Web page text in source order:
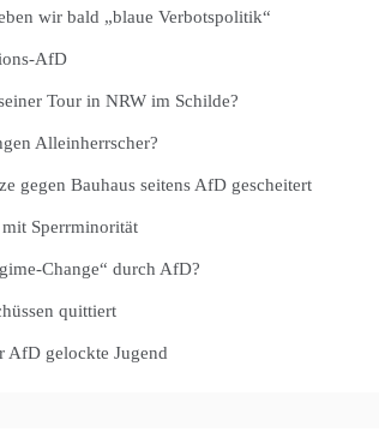
wir bald „blaue Verbotspolitik“
AfD
Tour in NRW im Schilde?
Alleinherrscher?
gegen Bauhaus seitens AfD gescheitert
Sperrminorität
Change“ durch AfD?
quittiert
AfD gelockte Jugend